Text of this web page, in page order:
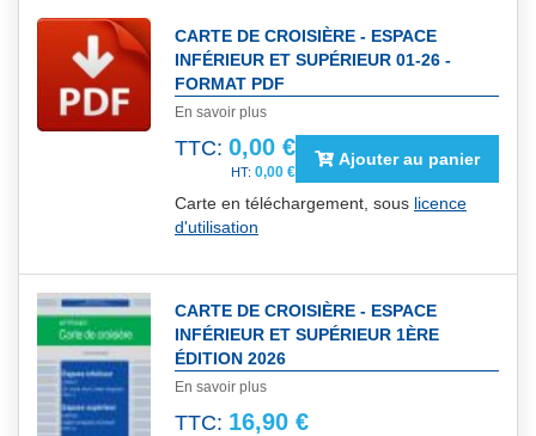
CARTE DE CROISIÈRE - ESPACE
INFÉRIEUR ET SUPÉRIEUR 01-26 -
FORMAT PDF
En savoir plus
TTC: 0,00 €
0,00 €
Ajouter au panier
Carte en téléchargement, sous licence
d'utilisation
CARTE DE CROISIÈRE - ESPACE
INFÉRIEUR ET SUPÉRIEUR 1ÈRE
ÉDITION 2026
En savoir plus
TTC: 16,90 €